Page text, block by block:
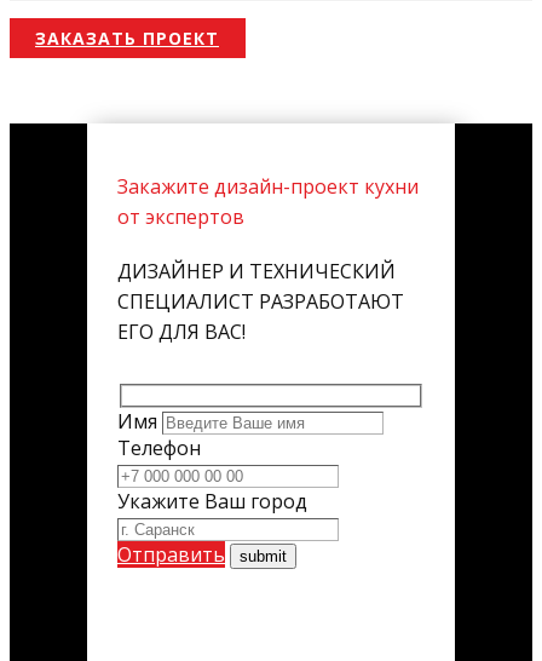
ЗАКАЗАТЬ ПРОЕКТ
Закажите дизайн-проект кухни
от экспертов
ДИЗАЙНЕР И ТЕХНИЧЕСКИЙ
СПЕЦИАЛИСТ РАЗРАБОТАЮТ
ЕГО ДЛЯ ВАС!
Имя
Телефон
Укажите Ваш город
Отправить